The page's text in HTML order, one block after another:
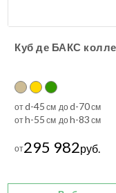
отd-45 см доd-70см
отh-55 см доh-83 см
от295 982руб.